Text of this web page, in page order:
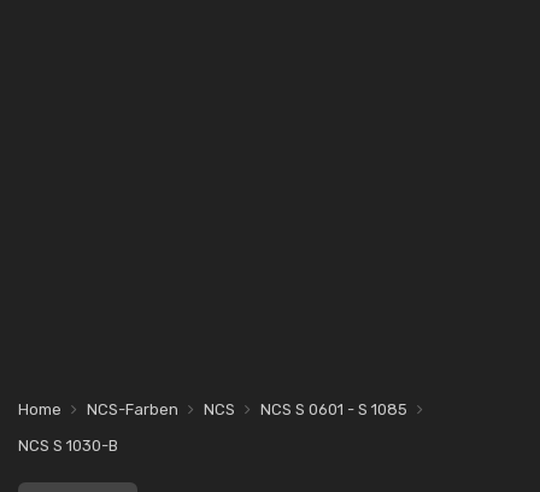
Home NCS-Farben NCS
NCS S 0601 - S 1085
NCS S 1030-B